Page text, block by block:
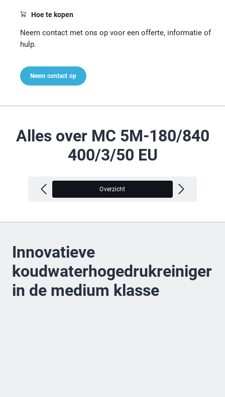
Hoe te kopen
Neem contact met ons op voor een offerte, informatie of
hulp.
Neem contact op
Alles over MC 5M-180/840
400/3/50 EU
Overzicht
Innovatieve
koudwaterhogedrukreiniger
in de medium klasse